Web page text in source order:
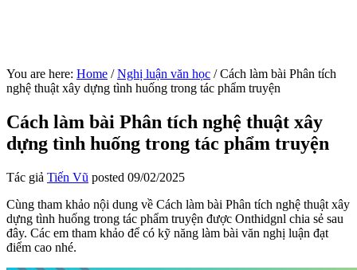
You are here: Home / Nghị luận văn học /Cách làm bài Phân tích
nghệ thuật xây dựng tình huống trong tác phẩm truyện
Cách làm bài Phân tích nghệ thuật xây
dựng tình huống trong tác phẩm truyện
Tác giả Tiến Vũ posted 09/02/2025
Cùng tham khảo nội dung về Cách làm bài Phân tích nghệ thuật xây
dựng tình huống trong tác phẩm truyện được Onthidgnl chia sẻ sau
đây. Các em tham khảo để có kỹ năng làm bài văn nghị luận đạt
điểm cao nhé.